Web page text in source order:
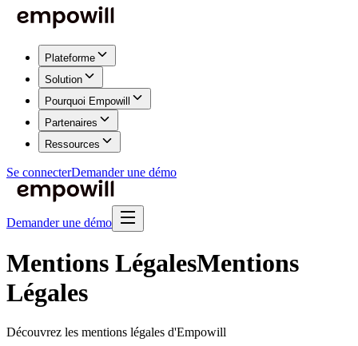
Plateforme
Solution
Pourquoi Empowill
Partenaires
Ressources
Se connecterDemander une démo
Demander une démo
Mentions LégalesMentions
Légales
Découvrez les mentions légales d'Empowill